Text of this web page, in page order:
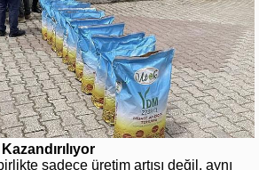
sadece üretim artışı değil, aynı